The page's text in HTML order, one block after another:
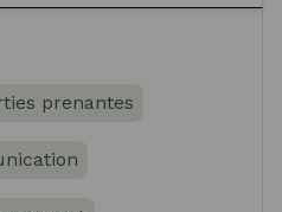
prenantes